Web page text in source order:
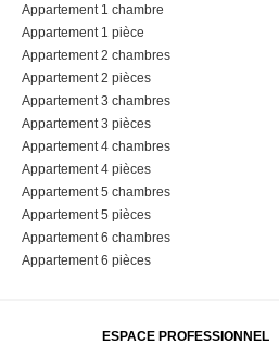
Appartement 1 chambre
Appartement 1 pièce
Appartement 2 chambres
Appartement 2 pièces
Appartement 3 chambres
Appartement 3 pièces
Appartement 4 chambres
Appartement 4 pièces
Appartement 5 chambres
Appartement 5 pièces
Appartement 6 chambres
Appartement 6 pièces
ESPACE PROFESSIONNEL